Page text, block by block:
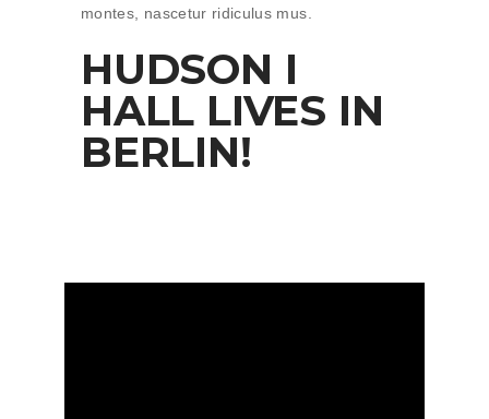
montes, nascetur ridiculus mus.
HUDSON I
HALL LIVES IN
BERLIN!